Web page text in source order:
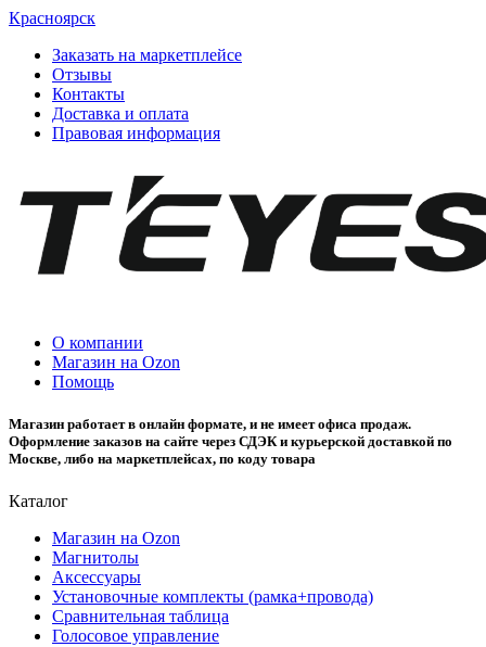
Красноярск
Заказать на маркетплейсе
Отзывы
Контакты
Доставка и оплата
Правовая информация
О компании
Магазин на Ozon
Помощь
Магазин работает в онлайн формате, и не имеет офиса продаж.
Оформление заказов на сайте через СДЭК и курьерской доставкой по
Москве, либо на маркетплейсах, по коду товара
Каталог
Магазин на Ozon
Магнитолы
Аксессуары
Установочные комплекты (рамка+провода)
Сравнительная таблица
Голосовое управление